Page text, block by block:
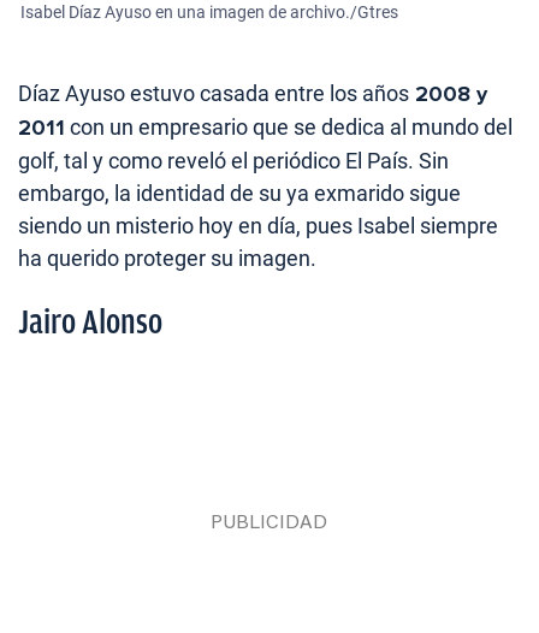
Isabel Díaz Ayuso en una imagen de archivo./Gtres
Díaz Ayuso estuvo casada entre los años 2008 y
2011 con un empresario que se dedica al mundo del
golf, tal y como reveló el periódico El País. Sin
embargo, la identidad de su ya exmarido sigue
siendo un misterio hoy en día, pues Isabel siempre
ha querido proteger su imagen.
Jairo Alonso